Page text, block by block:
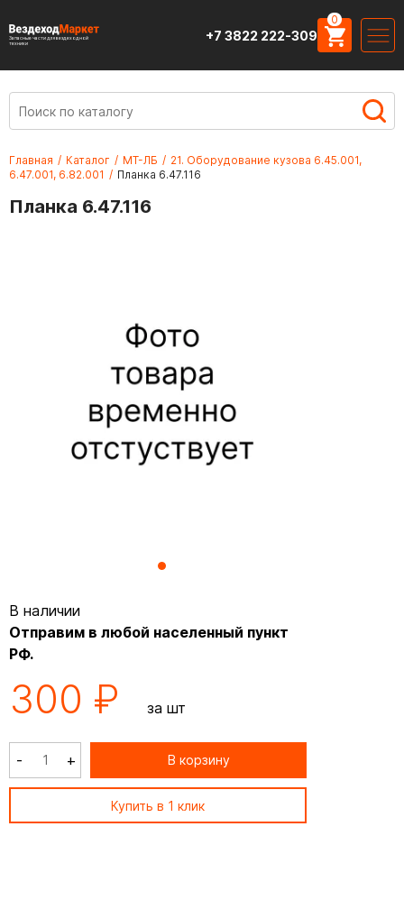
Запасные части для вездеходной
техники
+7 3822 222-309
0
Главная / Каталог / МТ-ЛБ / 21. Оборудование кузова 6.45.001,
6.47.001, 6.82.001 / Планка 6.47.116
Планка 6.47.116
В наличии
Отправим в любой населенный пункт
РФ.
300 ₽ за шт
- + В корзину
Купить в 1 клик